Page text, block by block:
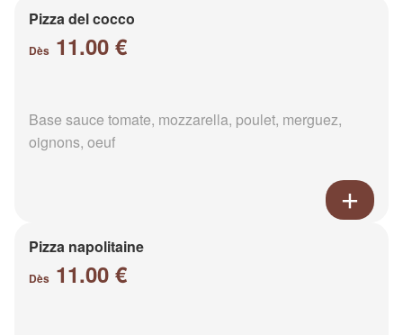
Pizza del cocco
Dès 11.00 €
Base sauce tomate, mozzarella, poulet, merguez,
oignons, oeuf
Pizza napolitaine
Dès 11.00 €